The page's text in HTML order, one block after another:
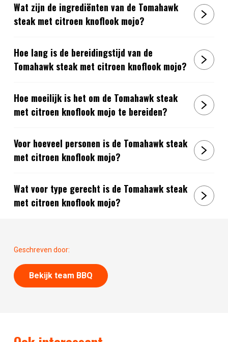
Wat zijn de ingrediënten van de Tomahawk
steak met citroen knoflook mojo?
Hoe lang is de bereidingstijd van de
Tomahawk steak met citroen knoflook mojo?
Hoe moeilijk is het om de Tomahawk steak
met citroen knoflook mojo te bereiden?
Voor hoeveel personen is de Tomahawk steak
met citroen knoflook mojo?
Wat voor type gerecht is de Tomahawk steak
met citroen knoflook mojo?
Geschreven door:
Bekijk team BBQ